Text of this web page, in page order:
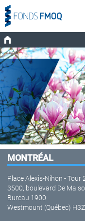
MONTRÉAL
Place Alexis-Nihon - Tour
3500, boulevard De
Bureau 1900
Westmount (Québec)